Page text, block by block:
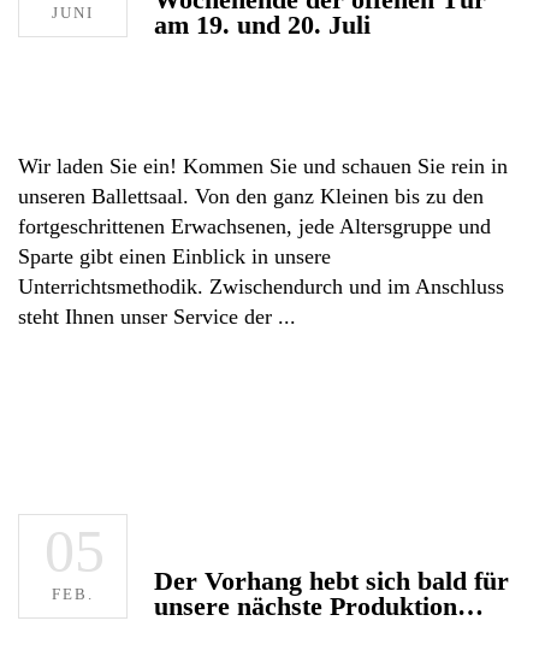
JUNI
am 19. und 20. Juli
Wir laden Sie ein! Kommen Sie und schauen Sie rein in
unseren Ballettsaal. Von den ganz Kleinen bis zu den
fortgeschrittenen Erwachsenen, jede Altersgruppe und
Sparte gibt einen Einblick in unsere
Unterrichtsmethodik. Zwischendurch und im Anschluss
steht Ihnen unser Service der
05
FEB.
Der Vorhang hebt sich bald für
unsere nächste Produktion…